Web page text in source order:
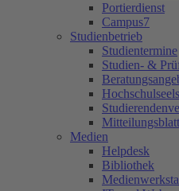
Portierdienst
Campus7
Studienbetrieb
Studientermine
Studien- &
Mitteilungsblatt
Medien
Helpdesk
Bibliothek